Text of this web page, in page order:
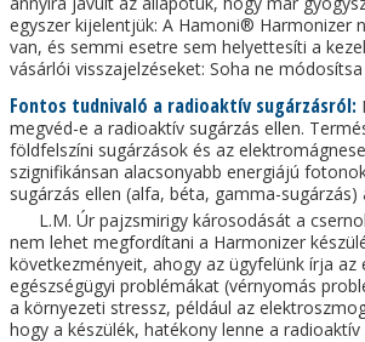
egyszer kijelentjük: A Hamoni® Harmonizer
van, és semmi esetre sem helyettesíti a
vásárlói visszajelzéseket: Soha ne
Fontos tudnivaló a radioaktív sugárzásról:
megvéd-e a radioaktív sugárzás ellen.
földfelszíni sugárzások és az
szignifikánsan alacsonyabb energiájú
sugárzás ellen (alfa, béta, gamma-
L.M. Úr pajzsmirigy károsodását a
nem lehet megfordítani a Harmonizer
következményeit, ahogy az ügyfelünk írja
egészségügyi problémákat (vérnyomás
a környezeti stressz, például az
hogy a készülék, hatékony lenne a radioaktív